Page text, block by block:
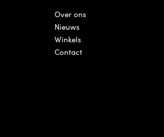
Over ons
Nieuws
Winkels
Contact